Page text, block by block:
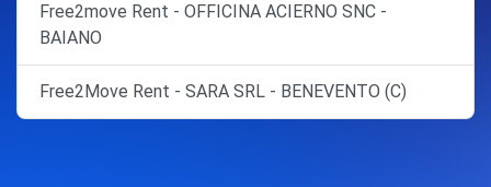
Free2move Rent - OFFICINA ACIERNO SNC -
BAIANO
Free2Move Rent - SARA SRL - BENEVENTO (C)